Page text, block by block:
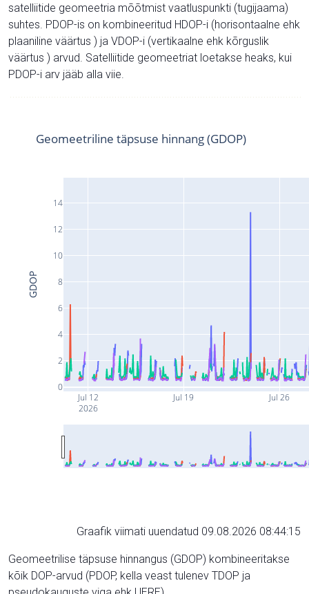
satelliitide geomeetria mõõtmist vaatluspunkti (tugijaama)
suhtes. PDOP-is on kombineeritud HDOP-i (horisontaalne ehk
plaaniline väärtus ) ja VDOP-i (vertikaalne ehk kõrguslik
väärtus ) arvud. Satelliitide geomeetriat loetakse heaks, kui
PDOP-i arv jääb alla viie.
Jul 12
2026
Jul 19 Jul 26
0
2
4
6
8
10
12
14
Geomeetriline täpsuse hinnang (GDOP)
GDOP
Graafik viimati uuendatud 09.08.2026 08:44:15
Geomeetrilise täpsuse hinnangus (GDOP) kombineeritakse
kõik DOP-arvud (PDOP, kella veast tulenev TDOP ja